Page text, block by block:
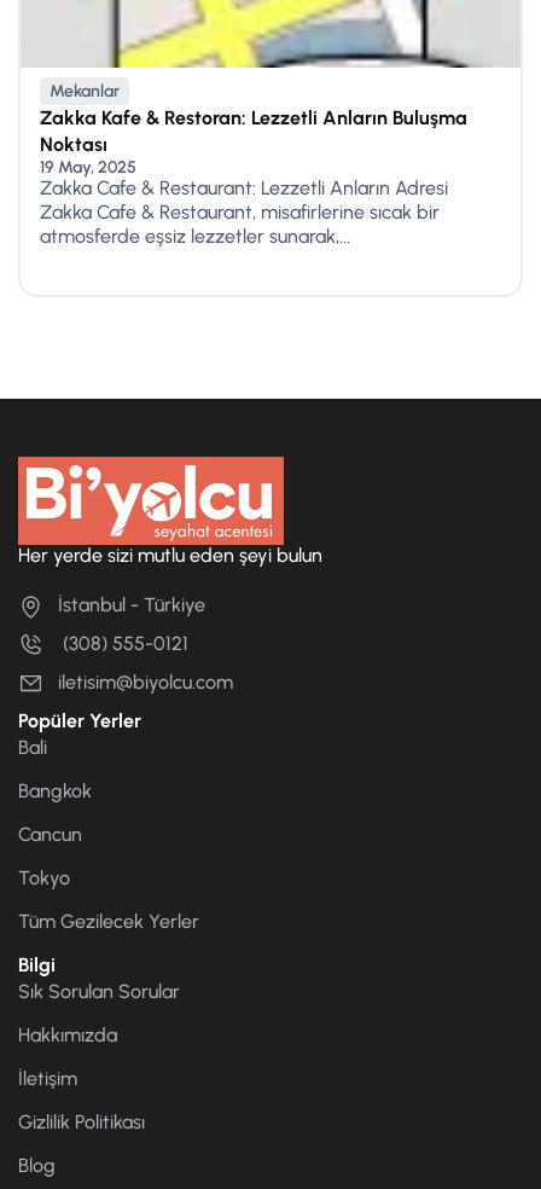
Mekanlar
Zakka Kafe & Restoran: Lezzetli Anların Buluşma
Noktası
19 May, 2025
Zakka Cafe & Restaurant: Lezzetli Anların Adresi
Zakka Cafe & Restaurant, misafirlerine sıcak bir
atmosferde eşsiz lezzetler sunarak,...
Her yerde sizi mutlu eden şeyi bulun
İstanbul - Türkiye
(308) 555-0121
iletisim@biyolcu.com
Popüler Yerler
Bali
Bangkok
Cancun
Tokyo
Tüm Gezilecek Yerler
Bilgi
Sık Sorulan Sorular
Hakkımızda
İletişim
Gizlilik Politikası
Blog